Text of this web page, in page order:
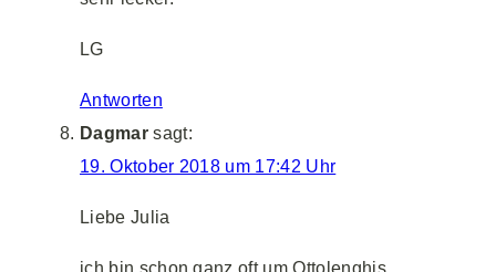
LG
Antworten
Dagmar sagt:
19. Oktober 2018 um 17:42 Uhr
Liebe Julia
ich bin schon ganz oft um Ottolenghis